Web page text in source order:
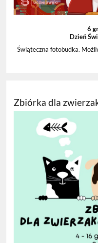
6
Dzień
Świąteczna fotobudka.
Zbiórka dla